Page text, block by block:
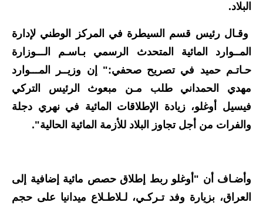
المدارس
اخبار وقرارات وزارة التربية
نتائج الامتحانات
المرحلة الابتدائية
اسئلة وزارية
البلاد.
وقـال رئيس قسم السيطرة في المركز الوطني لإدارة
المــوارد المائية المتحدث الرسمي بـاسـم الـــوزارة
حـاتـم حميد في تصريح صحفي:" إن وزيــر المـــوارد
مهدي الحمداني طلب مـن مبعوث الرئيس التركي
فيسيل أوغلو، زيادة الإطلاقات المائية في نهري دجلة
والفرات من أجل تجاوز البلاد للأزمة المائية الحالية".
وأضـاف أن "أوغلو ربط إطلاق حصص مائية إضافية إلى
العراق، بزيارة وفد تـركـي، لـلاطـلاع ميدانيا على حجم